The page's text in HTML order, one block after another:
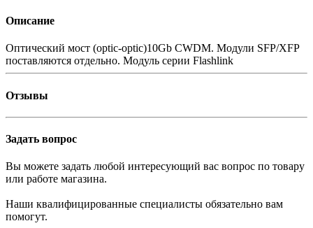
Описание
Оптический мост (optic-optic)10Gb CWDM. Модули SFP/XFP
поставляются отдельно. Модуль серии Flashlink
Отзывы
Задать вопрос
Вы можете задать любой интересующий вас вопрос по товару
или работе магазина.
Наши квалифицированные специалисты обязательно вам
помогут.